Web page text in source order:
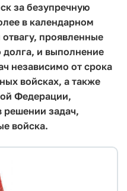
за безупречную
в календарном
проявленные
долга, и выполнение
независимо от срока
войсках, а также
Федерации,
решении задач,
войска.